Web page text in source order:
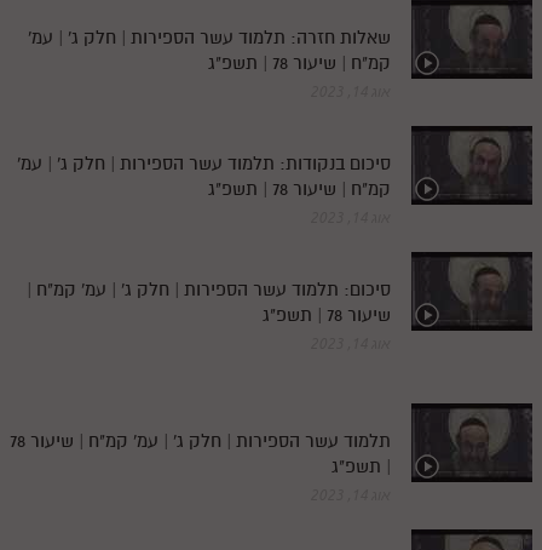
שאלות חזרה: תלמוד עשר הספירות | חלק ג' | עמ'
קמ"ח | שיעור 78 | תשפ"ג
סיכום בנקודות: תלמוד עשר הספירות | חלק ג' | עמ'
קמ"ח | שיעור 78 | תשפ"ג
סיכום: תלמוד עשר הספירות | חלק ג' | עמ' קמ"ח |
שיעור 78 | תשפ"ג
תלמוד עשר הספירות | חלק ג' | עמ' קמ"ח | שיעור 78
| תשפ"ג